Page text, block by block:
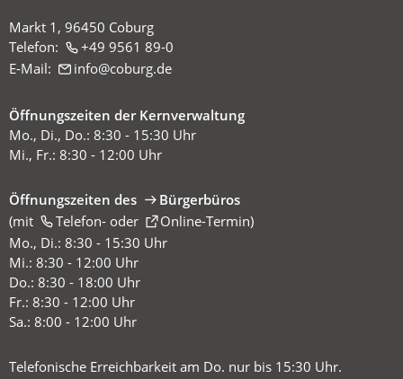
Markt 1, 96450 Coburg
Telefon:
+49 9561 89-0
E-Mail:
info coburg de
Öffnungszeiten der Kernverwaltung
Mo., Di., Do.: 8:30 - 15:30 Uhr
Mi., Fr.: 8:30 - 12:00 Uhr
Öffnungszeiten des
Bürgerbüros
(mit
Telefon-oder Online-Termin
(Öffnet
in
einem
neuen
Tab)
)
Mo., Di.: 8:30 - 15:30 Uhr
Mi.: 8:30 - 12:00 Uhr
Do.: 8:30 - 18:00 Uhr
Fr.: 8:30 - 12:00 Uhr
Sa.: 8:00 - 12:00 Uhr
Telefonische Erreichbarkeit am Do. nur bis 15:30 Uhr.